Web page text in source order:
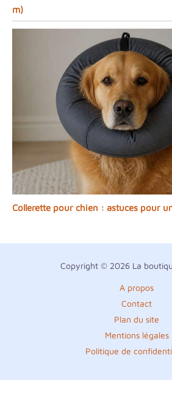
m)
Collerette pour chien : astuces pour
Copyright © 2026 La
A propos
Contact
Plan du site
Mentions légales
Politique de